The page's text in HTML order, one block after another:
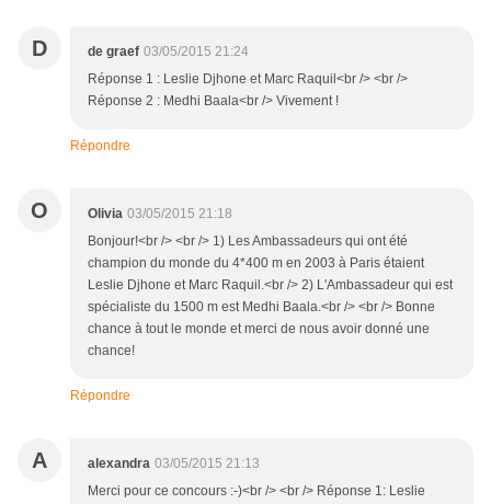
D de graef 03/05/2015 21:24
Réponse 1 : Leslie Djhone et Marc Raquil<br /> <br />
Réponse 2 : Medhi Baala<br /> Vivement !
Répondre
O Olivia 03/05/2015 21:18
Bonjour!<br /> <br /> 1) Les Ambassadeurs qui ont été
champion du monde du 4*400 m en 2003 à Paris étaient
Leslie Djhone et Marc Raquil.<br /> 2) L'Ambassadeur qui est
spécialiste du 1500 m est Medhi Baala.<br /> <br /> Bonne
chance à tout le monde et merci de nous avoir donné une
chance!
Répondre
A alexandra 03/05/2015 21:13
Merci pour ce concours :-)<br /> <br /> Réponse 1: Leslie